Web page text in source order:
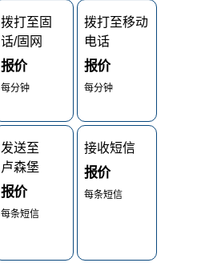
拨打至固
话/固网
报价
每分钟
发送至
卢森堡
报价
每条短信
拨打至移动
电话
报价
每分钟
接收短信
报价
每条短信